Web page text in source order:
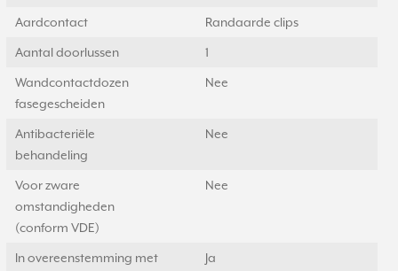
Aardcontact Randaarde clips
Aantal doorlussen 1
Wandcontactdozen
fasegescheiden
Nee
Antibacteriële
behandeling
Nee
Voor zware
omstandigheden
(conform VDE)
Nee
In overeenstemming met
Ja